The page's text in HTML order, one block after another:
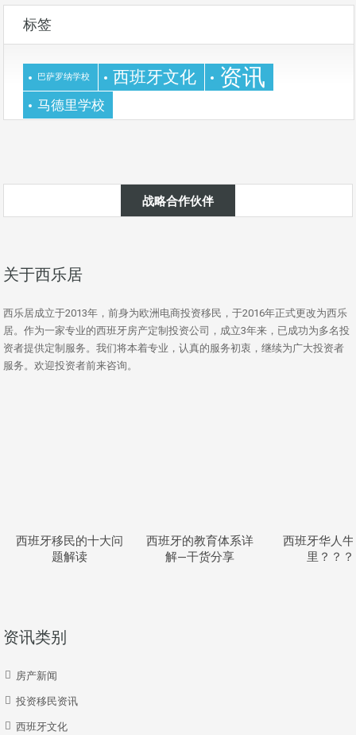
标签
巴萨罗纳学校 西班牙文化 资讯
马德里学校
战略合作伙伴
关于西乐居
西乐居成立于2013年，前身为欧洲电商投资移民，于2016年正式更改为西乐
居。作为一家专业的西班牙房产定制投资公司，成立3年来，已成功为多名投
资者提供定制服务。我们将本着专业，认真的服务初衷，继续为广大投资者
服务。欢迎投资者前来咨询。
西班牙移民的十大问
题解读
西班牙的教育体系详
解—干货分享
西班牙华人
里？？？
资讯类别
房产新闻
投资移民资讯
西班牙文化